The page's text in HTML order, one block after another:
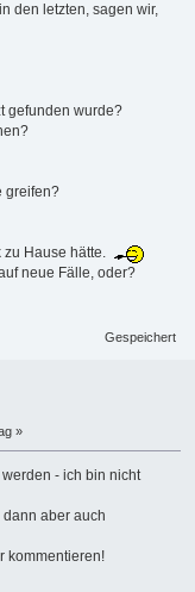
den letzten, sagen wir,
gefunden wurde?
greifen?
zu Hause hätte.
neue Fälle, oder?
Gespeichert
»
- ich bin nicht
aber auch
kommentieren!